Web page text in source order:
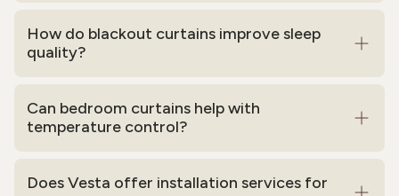
How do blackout curtains improve sleep
quality?
Can bedroom curtains help with
temperature control?
Does Vesta offer installation services for